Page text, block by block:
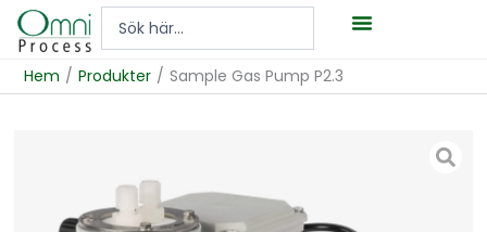
Hoppa
Search
Hem / Produkter / Sample Gas Pump P2.3